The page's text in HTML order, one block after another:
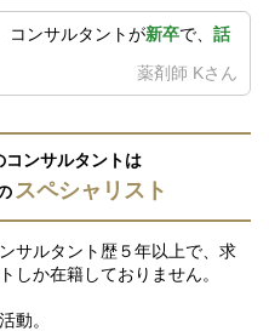
コンサルタントが新卒で、 話
薬剤師 Kさん
コンサルタントは
スペシャリスト
サルタント歴５年以上で、求
しか在籍しておりません。
動。